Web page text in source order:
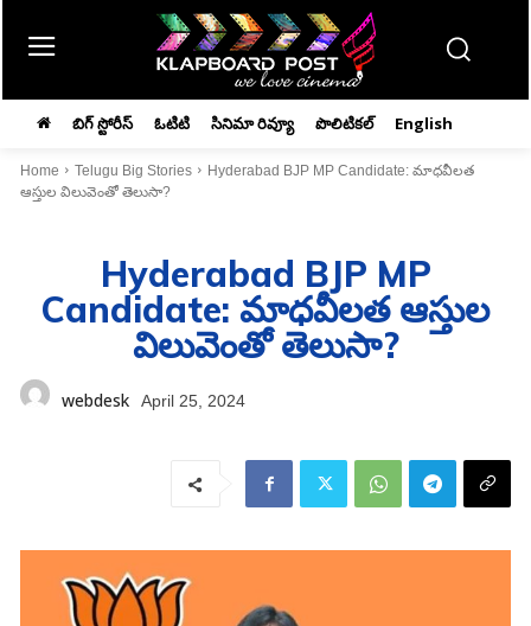
బిగ్ స్టోరీస్ ఓటిటి సినిమా రివ్యూ పొలిటికల్ English
Home Telugu Big Stories
Hyderabad BJP MP Candidate: మాధవీలత
ఆస్తుల విలువెంతో తెలుసా?
Hyderabad BJP MP
Candidate: మాధవీలత ఆస్తుల
విలువెంతో తెలుసా?
webdesk April 25, 2024